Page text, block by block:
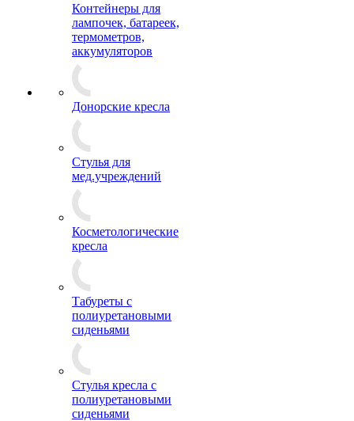
Контейнеры для
лампочек, батареек,
термометров,
аккумуляторов
Донорские кресла
Стулья для
мед.учреждений
Косметологические
кресла
Табуреты с
полиуретановыми
сиденьями
Стулья кресла с
полиуретановыми
сиденьями